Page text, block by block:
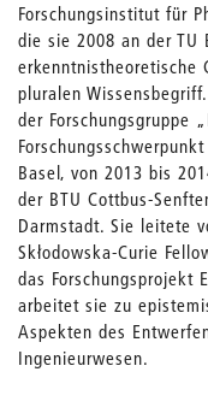
Forschungsinstitut für
die sie 2008 an der TU
erkenntnistheoretische
pluralen
der Forschungsgruppe
Basel, von 2013 bis
der BTU Cottbus-
Darmstadt. Sie leitete
Skłodowska-Curie
das Forschungsprojekt
arbeitet sie zu
Aspekten des
Ingenieurwesen.